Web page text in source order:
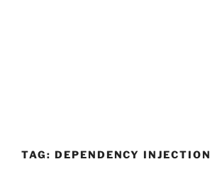
TAG: DEPENDENCY INJECTION